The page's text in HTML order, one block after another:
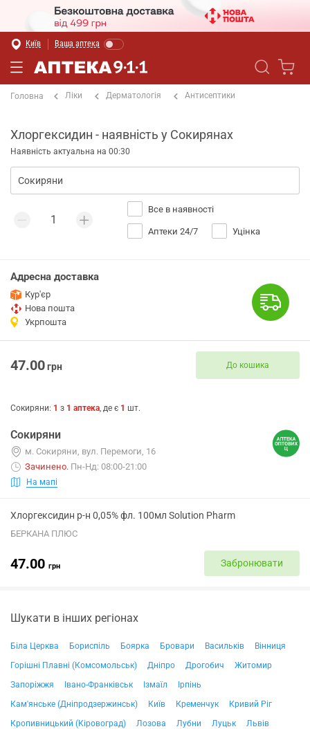
Київ Ваша аптека
Головна Ліки Дерматологія Антисептики
Хлоргексидин - наявність у Сокирянах
Наявність актуальна на 00:30
Все в наявності
Аптеки 24/7 Уцінка
Адресна доставка
Кур'єр
Нова пошта
Укрпошта
47.00грн До кошика
Сокиряни: 1 з 1 аптека, де є 1 шт.
Сокиряни
м. Сокиряни, вул. Перемоги, 16
Зачинено. Пн-Нд: 08:00-21:00
На мапі
Хлоргексидин р-н 0,05% фл. 100мл Solution Pharm
БЕРКАНА ПЛЮС
47.00 грн Забронювати
Шукати в інших регіонах
Біла Церква Бориспіль Боярка Бровари Васильків
Вінниця
Горішні Плавні (Комсомольськ)
Дніпро Дрогобич
Житомир
Запоріжжя
Івано-Франківськ Ізмаїл
Ірпінь
Кам'янське (Дніпродзержинськ)
Київ Кременчук
Кривий Ріг
Кропивницький (Кіровоград)
Лозова Лубни Луцьк
Львів